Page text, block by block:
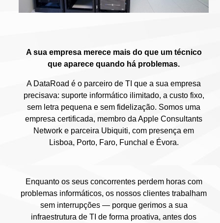
A sua empresa merece mais do que um técnico
que aparece quando há problemas.
A DataRoad é o parceiro de TI que a sua empresa
precisava: suporte informático ilimitado, a custo fixo,
sem letra pequena e sem fidelização. Somos uma
empresa certificada, membro da Apple Consultants
Network e parceira Ubiquiti, com presença em
Lisboa, Porto, Faro, Funchal e Évora.
Enquanto os seus concorrentes perdem horas com
problemas informáticos, os nossos clientes trabalham
sem interrupções — porque gerimos a sua
infraestrutura de TI de forma proativa, antes dos